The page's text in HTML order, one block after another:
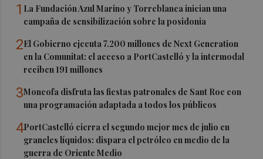
1 La Fundación Azul Marino y Torreblanca inician una
campaña de sensibilización sobre la posidonia
2El Gobierno ejecuta 7.200 millones de Next Generation
en la Comunitat: el acceso a PortCastelló y la intermodal
reciben 191 millones
3Moncofa disfruta las fiestas patronales de Sant Roc con
una programación adaptada a todos los públicos
4PortCastelló cierra el segundo mejor mes de julio en
graneles líquidos: dispara el petróleo en medio de la
guerra de Oriente Medio